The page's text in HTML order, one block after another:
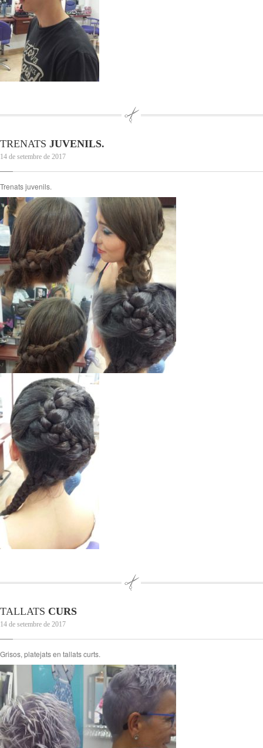
TRENATS JUVENILS.
14 de setembre de 2017
Trenats juvenils.
TALLATS CURS
14 de setembre de 2017
Grisos, platejats en tallats curts.